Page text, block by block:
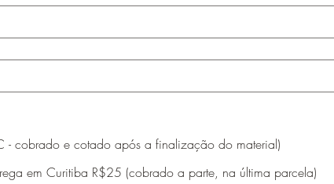
- cobrado e cotado após a finalização do material)
em Curitiba R$25 (cobrado a parte, na última parcela)